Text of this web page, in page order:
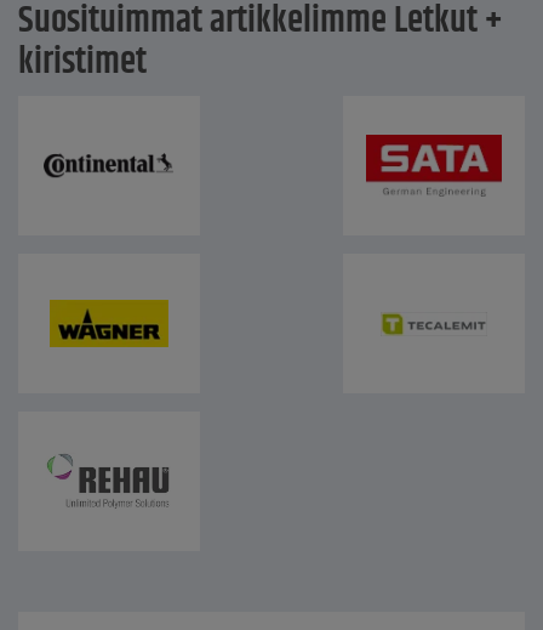
Suosituimmat artikkelimme Letkut +
kiristimet